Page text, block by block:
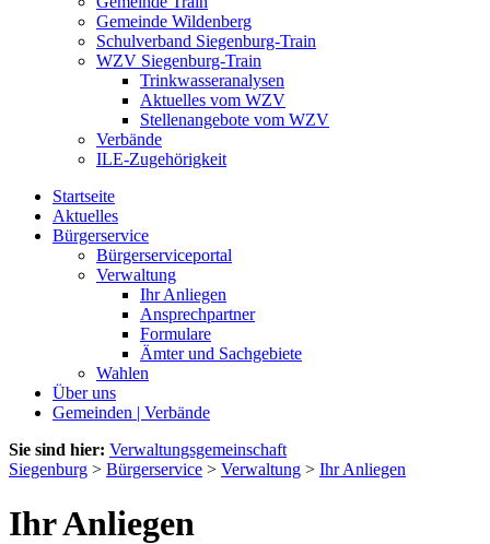
Gemeinde Wildenberg
Schulverband Siegenburg-Train
WZV Siegenburg-Train
Trinkwasseranalysen
Aktuelles vom WZV
Stellenangebote vom WZV
Verbände
ILE-Zugehörigkeit
Startseite
Aktuelles
Bürgerservice
Bürgerserviceportal
Verwaltung
Ihr Anliegen
Ansprechpartner
Formulare
Ämter und Sachgebiete
Wahlen
Über uns
Gemeinden | Verbände
Sie sind hier: Verwaltungsgemeinschaft
Siegenburg > Bürgerservice > Verwaltung > Ihr Anliegen
Ihr Anliegen